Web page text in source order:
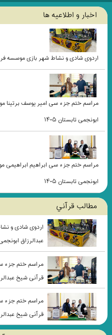
اخبار و اطلاعيه ها
اردوی شادی و نشاط شهر بازی موسسه
مراسم ختم جزء سی امیر یوسف برتینا
ابونجمی تابستان ۱۴۰۵
مراسم ختم جزء سی ابراهیم ابراهیمی
ابونجمی تابستان ۱۴۰۵
مطالب قرآني
اردوی شادی و
عبدالرزاق
مراسم ختم جزء
قرآنی شیخ
مراسم ختم جزء
قرآنی شیخ